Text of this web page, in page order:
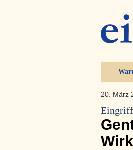
20. März
Eingriff